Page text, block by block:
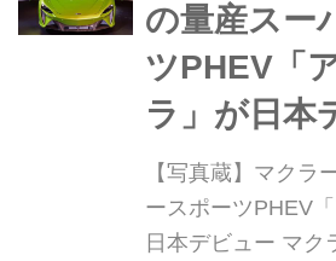
の量産スー
ツPHEV「
ラ」が日本
【写真蔵】マクラ
ースポーツPHEV
日本デビュー マク